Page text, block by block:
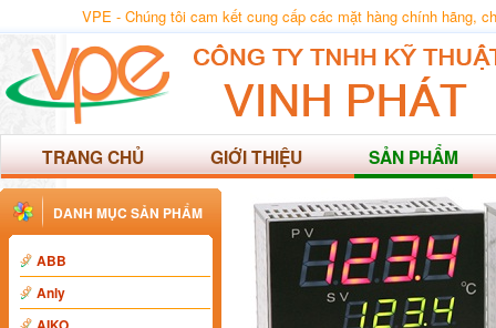
VPE - Chúng tôi cam kết cung cấp các mặt hàng chính hãng,
TRANG CHỦ GIỚI THIỆU SẢN PHẨM
DANH MỤC SẢN PHẨM
ABB
Anly